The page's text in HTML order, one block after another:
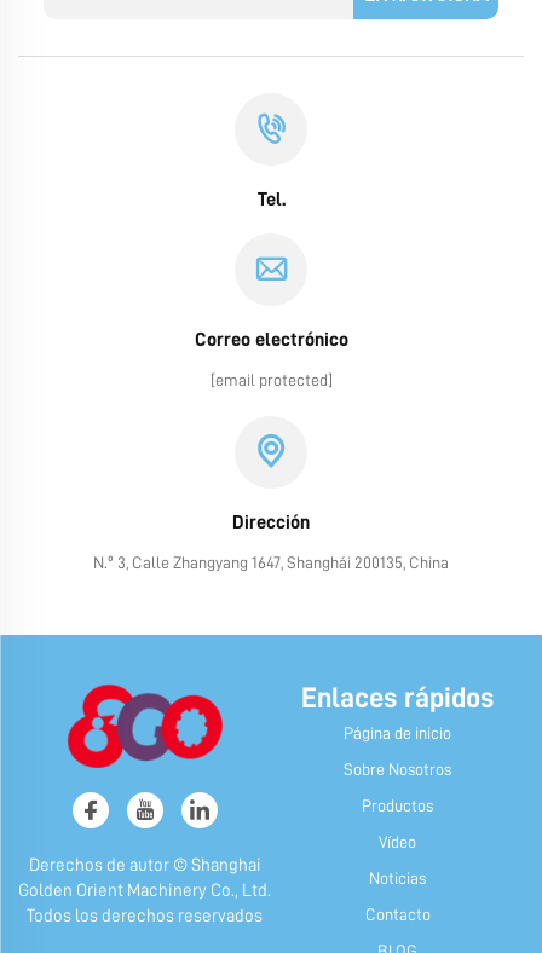
Tel.
Correo electrónico
[email protected]
Dirección
N.º 3, Calle Zhangyang 1647, Shanghái 200135, China
Derechos de autor © Shanghai
Golden Orient Machinery Co., Ltd.
Todos los derechos reservados
Enlaces rápidos
Página de inicio
Sobre Nosotros
Productos
Vídeo
Noticias
Contacto